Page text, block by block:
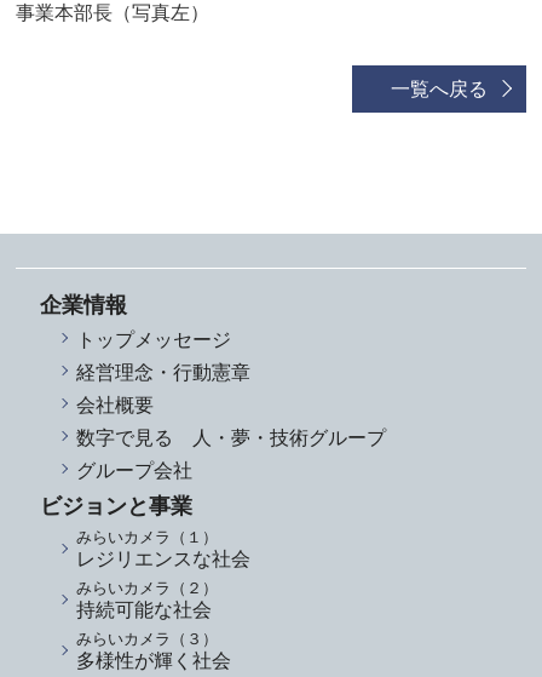
事業本部長（写真左）
一覧へ戻る
企業情報
トップメッセージ
経営理念・行動憲章
会社概要
数字で見る 人・夢・技術グループ
グループ会社
ビジョンと事業
みらいカメラ（１）
レジリエンスな社会
みらいカメラ（２）
持続可能な社会
みらいカメラ（３）
多様性が輝く社会